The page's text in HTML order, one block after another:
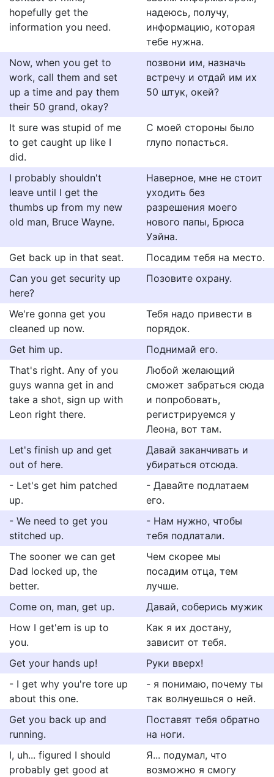
hopefully get the
information you need.
надеюсь, получу,
информацию, которая
тебе нужна.
Now, when you get to
work, call them and set
up a time and pay them
their 50 grand, okay?
позвони им, назначь
встречу и отдай им их
50 штук, окей?
It sure was stupid of me
to get caught up like I
did.
С моей стороны было
глупо попасться.
I probably shouldn't
leave until I get the
thumbs up from my new
old man, Bruce Wayne.
Наверное, мне не стоит
уходить без
разрешения моего
нового папы, Брюса
Уэйна.
Get back up in that seat.
Посадим тебя на место.
Can you get security up
here?
Позовите охрану.
We're gonna get you
cleaned up now.
Тебя надо привести в
порядок.
Get him up.
Поднимай его.
That's right. Any of you
guys wanna get in and
take a shot, sign up with
Leon right there.
Любой желающий
сможет забраться сюда
и попробовать,
регистрируемся у
Леона, вот там.
Let's finish up and get
out of here.
Давай заканчивать и
убираться отсюда.
- Let's get him patched
up.
- Давайте подлатаем
его.
- We need to get you
stitched up.
- Нам нужно, чтобы
тебя подлатали.
The sooner we can get
Dad locked up, the
better.
Чем скорее мы
посадим отца, тем
лучше.
Come on, man, get up.
Давай, соберись мужик
How I get'em is up to
you.
Как я их достану,
зависит от тебя.
Get your hands up!
Руки вверх!
- I get why you're tore up
about this one.
- я понимаю, почему ты
так волнуешься о ней.
Get you back up and
running.
Поставят тебя обратно
на ноги.
I, uh... figured I should
probably get good at
Я... подумал, что
возможно я смогу